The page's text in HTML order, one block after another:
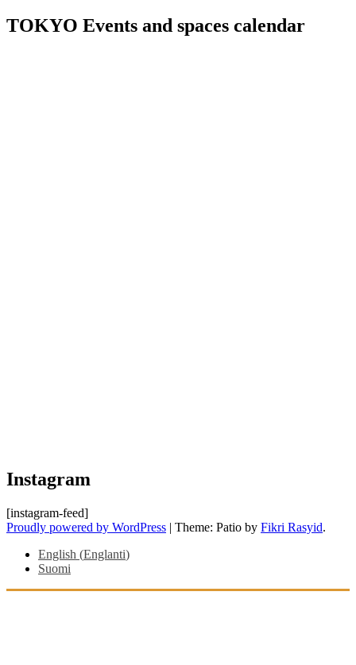
TOKYO Events and spaces calendar
Instagram
[instagram-feed]
Proudly powered by WordPress | Theme: Patio by Fikri Rasyid.
English (Englanti)
Suomi